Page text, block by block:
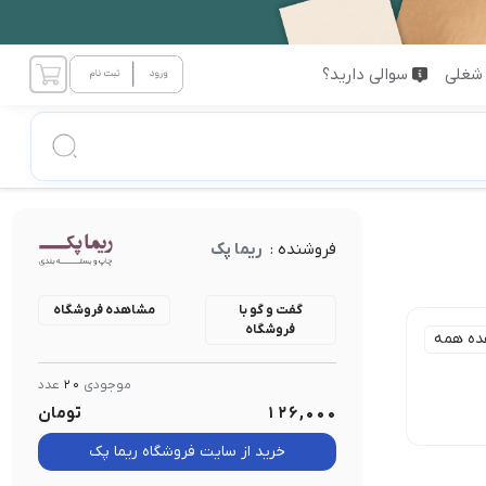
سوالی دارید؟
همه
فروشنده : ریما پک
گفت و گو با
فروشگاه
مشاهده فروشگاه
موجودی 20 عدد
126,000 تومان
خرید از سایت فروشگاه ریما پک